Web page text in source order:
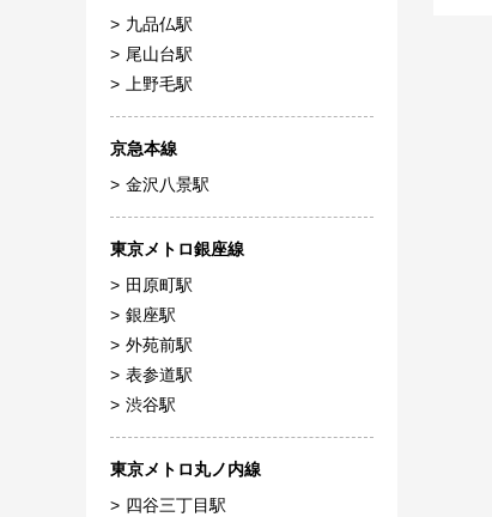
九品仏駅
尾山台駅
上野毛駅
京急本線
金沢八景駅
東京メトロ銀座線
田原町駅
銀座駅
外苑前駅
表参道駅
渋谷駅
東京メトロ丸ノ内線
四谷三丁目駅